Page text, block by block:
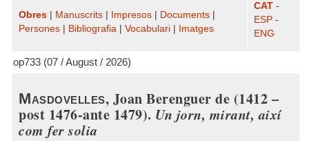
Obres Manuscrits Impresos Documents
Persones
Bibliografia Vocabulari Imatges
CAT -
ESP -
ENG
op733 (07 / August / 2026)
Masdovelles, Joan Berenguer de (1412 –
post 1476-ante 1479). Un jorn, mirant, així
com fer solia